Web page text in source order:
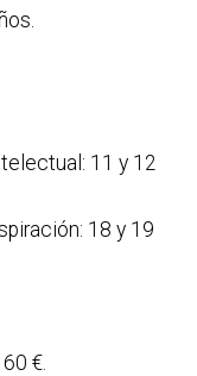
11 y 12
18 y 19
€.